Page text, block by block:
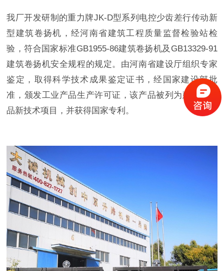
我厂开发研制的重力牌JK-D型系列电控少齿差行传动新
型建筑卷扬机，经河南省建筑工程质量监督检验站检
验，符合国家标准GB1955-86建筑卷扬机及GB13329-91
建筑卷扬机安全规程的规定。由河南省建设厅组织专家
鉴定，取得科学技术成果鉴定证书，经国家建设部批
准，颁发工业产品生产许可证，该产品被列为建设新产
品新技术项目，并获得国家专利。